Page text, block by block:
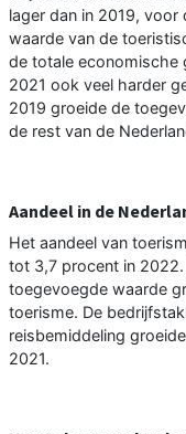
lager dan in 2019,
waarde van de
de totale economische
2021 ook veel harder
2019 groeide de
de rest van de
Aandeel in de
Het aandeel van
tot 3,7 procent in
toegevoegde waarde
toerisme. De
reisbemiddeling
2021.